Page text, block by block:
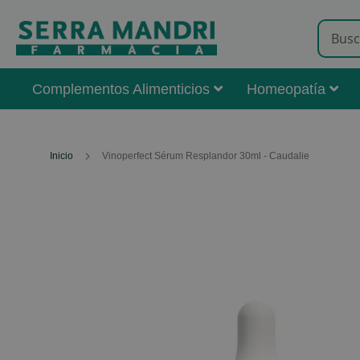
Complementos Alimenticios Homeopatía
Inicio Vinoperfect Sérum Resplandor 30ml - Caudalie